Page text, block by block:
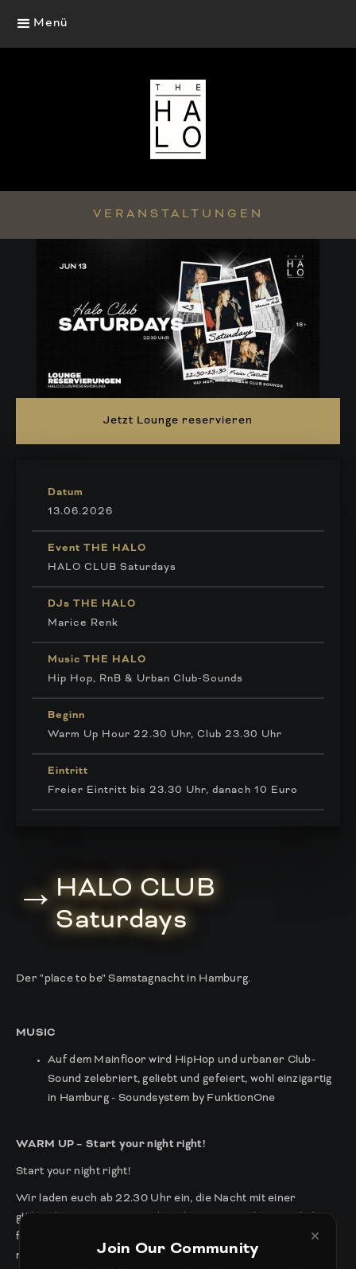
Menü
VERANSTALTUNGEN
Jetzt Lounge reservieren
Datum
13.06.2026
Event THE HALO
HALO CLUB Saturdays
DJs THE HALO
Marice Renk
Music THE HALO
Hip Hop, RnB & Urban Club-Sounds
Beginn
Warm Up Hour 22.30 Uhr, Club 23.30 Uhr
Eintritt
Freier Eintritt bis 23.30 Uhr, danach 10 Euro
→ HALO CLUB
Saturdays
Der "place to be" Samstagnacht in Hamburg.
MUSIC
Auf dem Mainfloor wird HipHop und urbaner Club-
Sound zelebriert, geliebt und gefeiert, wohl einzigartig
in Hamburg - Soundsystem by FunktionOne
WARM UP – Start your night right!
Start your night right!
Wir laden euch ab 22.30 Uhr ein, die Nacht mit einer
glühenden Warm-Up Stunde zu beginnen. Sichert euch den
freien Eintritt für eine lange Partynacht im Halo und startet
mit einem Drink zum ermäßigten Preis.
×
Join Our Community